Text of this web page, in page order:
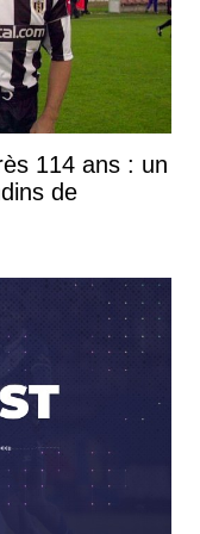
114 ans : un
de